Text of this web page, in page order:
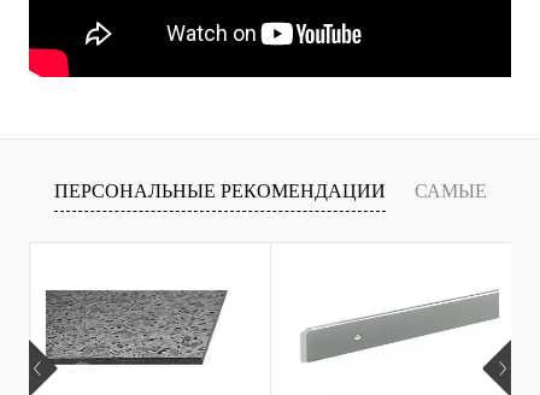
ПЕРСОНАЛЬНЫЕ РЕКОМЕНДАЦИИ САМЫЕ
ПРОДАВАЕМЫЕ ТОВАРЫ